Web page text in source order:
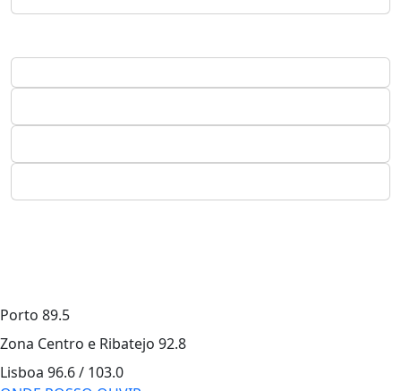
Porto 89.5
Zona Centro e Ribatejo 92.8
Lisboa 96.6 / 103.0